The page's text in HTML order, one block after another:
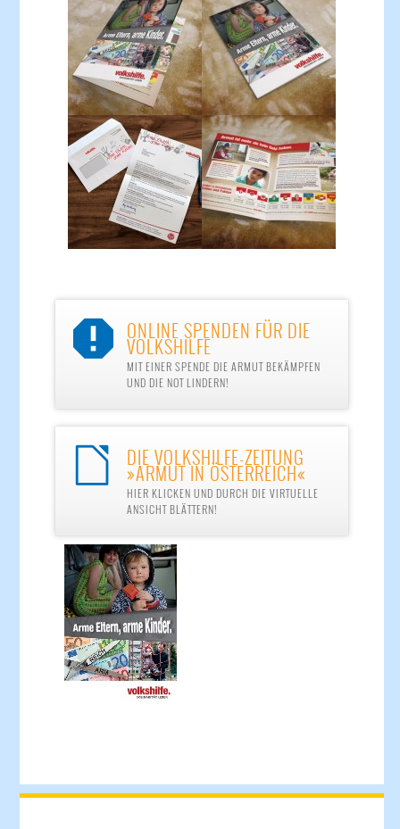
 ONLINE SPENDEN FÜR DIE
VOLKSHILFE
MIT EINER SPENDE DIE ARMUT BEKÄMPFEN
UND DIE NOT LINDERN!
 DIE VOLKSHILFE-ZEITUNG
»ARMUT IN ÖSTERREICH«
HIER KLICKEN UND DURCH DIE VIRTUELLE
ANSICHT BLÄTTERN!